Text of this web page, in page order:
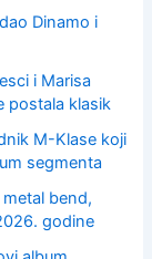
Dinamo i
i Marisa
postala klasik
M-Klase koji
segmenta
bend,
godine